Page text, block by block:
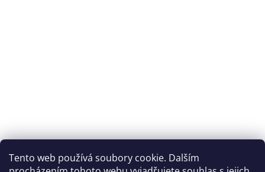
Tento web používá soubory cookie. Dalším